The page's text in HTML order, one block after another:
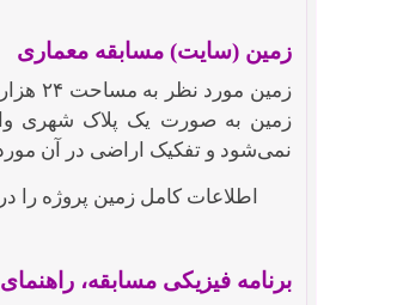
زمین (سایت) مسابقه معماری
زمین به صورت یک پلاک شهری
نمی‌شود و تفکیک اراضی در آن
اطلاعات کامل زمین پروژه را
برنامه فیزیکی مسابقه،